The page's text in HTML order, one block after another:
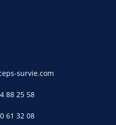
survie.com
88 25 58
61 32 08